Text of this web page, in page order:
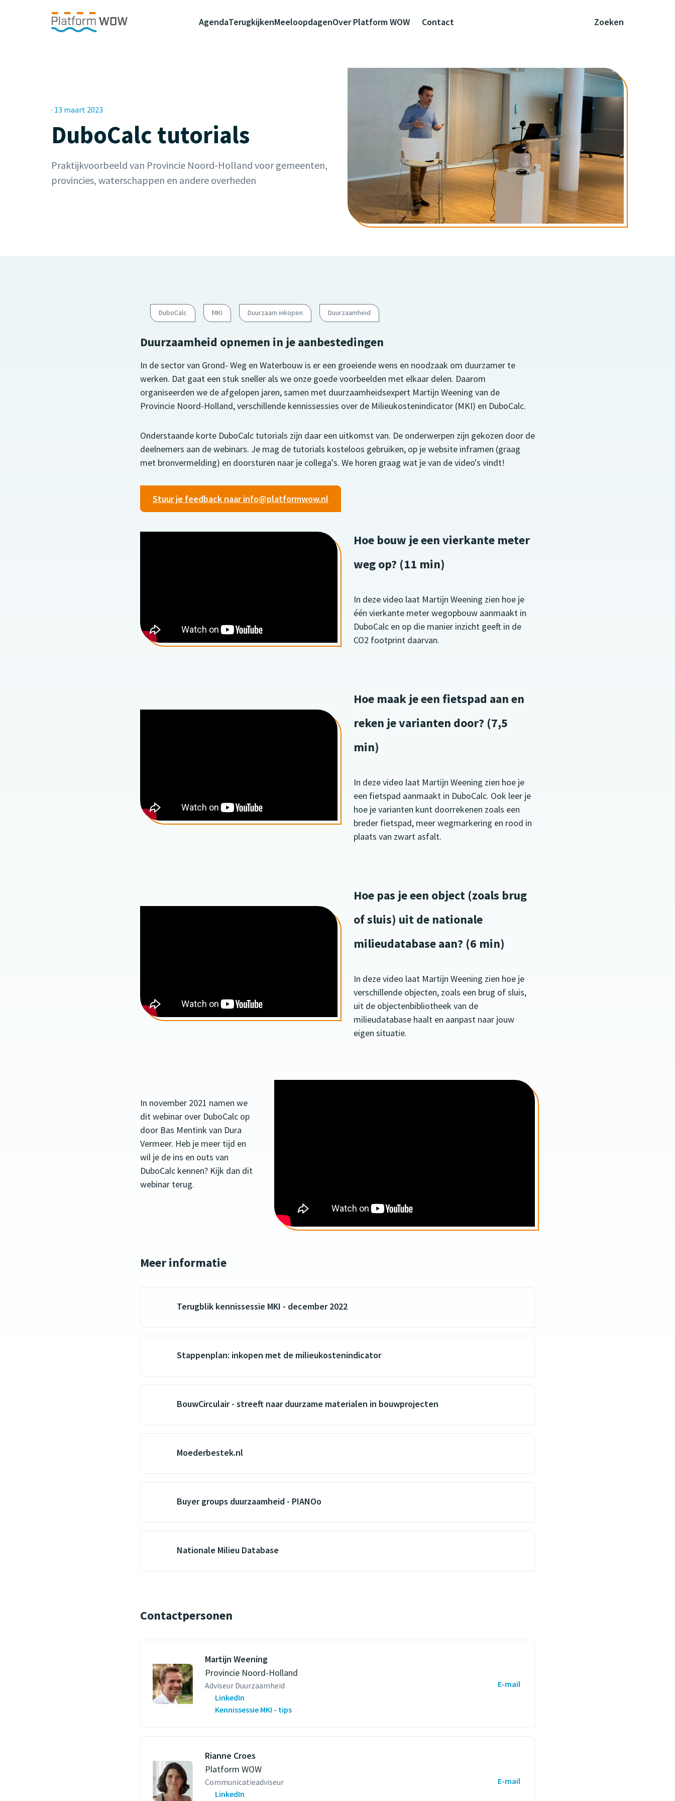
AgendaTerugkijkenMeeloopdagenOver Platform WOW Contact Zoeken
· 13 maart 2023
DuboCalc tutorials
Praktijkvoorbeeld van Provincie Noord-Holland voor gemeenten,
provincies, waterschappen en andere overheden
DuboCalc MKI Duurzaam inkopen Duurzaamheid
Duurzaamheid opnemen in je aanbestedingen
In de sector van Grond- Weg en Waterbouw is er een groeiende wens en noodzaak om duurzamer te
werken. Dat gaat een stuk sneller als we onze goede voorbeelden met elkaar delen. Daarom
organiseerden we de afgelopen jaren, samen met duurzaamheidsexpert Martijn Weening van de
Provincie Noord-Holland, verschillende kennissessies over de Milieukostenindicator (MKI) en DuboCalc.
Onderstaande korte DuboCalc tutorials zijn daar een uitkomst van. De onderwerpen zijn gekozen door de
deelnemers aan de webinars. Je mag de tutorials kosteloos gebruiken, op je website inframen (graag
met bronvermelding) en doorsturen naar je collega's. We horen graag wat je van de video's vindt!
Stuur je feedback naar info@platformwow.nl
Hoe bouw je een vierkante meter
weg op? (11 min)
In deze video laat Martijn Weening zien hoe je
één vierkante meter wegopbouw aanmaakt in
DuboCalc en op die manier inzicht geeft in de
CO2 footprint daarvan.
Hoe maak je een fietspad aan en
reken je varianten door? (7,5
min)
In deze video laat Martijn Weening zien hoe je
een fietspad aanmaakt in DuboCalc. Ook leer je
hoe je varianten kunt doorrekenen zoals een
breder fietspad, meer wegmarkering en rood in
plaats van zwart asfalt.
Hoe pas je een object (zoals brug
of sluis) uit de nationale
milieudatabase aan? (6 min)
In deze video laat Martijn Weening zien hoe je
verschillende objecten, zoals een brug of sluis,
uit de objectenbibliotheek van de
milieudatabase haalt en aanpast naar jouw
eigen situatie.
In november 2021 namen we
dit webinar over DuboCalc op
door Bas Mentink van Dura
Vermeer. Heb je meer tijd en
wil je de ins en outs van
DuboCalc kennen? Kijk dan dit
webinar terug.
Meer informatie
Terugblik kennissessie MKI - december 2022
Stappenplan: inkopen met de milieukostenindicator
BouwCirculair - streeft naar duurzame materialen in bouwprojecten
Moederbestek.nl
Buyer groups duurzaamheid - PIANOo
Nationale Milieu Database
Contactpersonen
Martijn Weening
Provincie Noord-Holland
Adviseur Duurzaamheid
LinkedIn
Kennissessie MKI - tips
E-mail
Rianne Croes
Platform WOW
Communicatieadviseur
LinkedIn
E-mail